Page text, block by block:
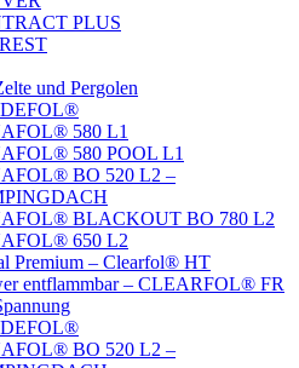
PLUS
und Pergolen
580 L1
580 POOL L1
BO 520 L2 –
BLACKOUT BO 780 L2
650 L2
Premium – Clearfol® HT
entflammbar – CLEARFOL® FR
BO 520 L2 –